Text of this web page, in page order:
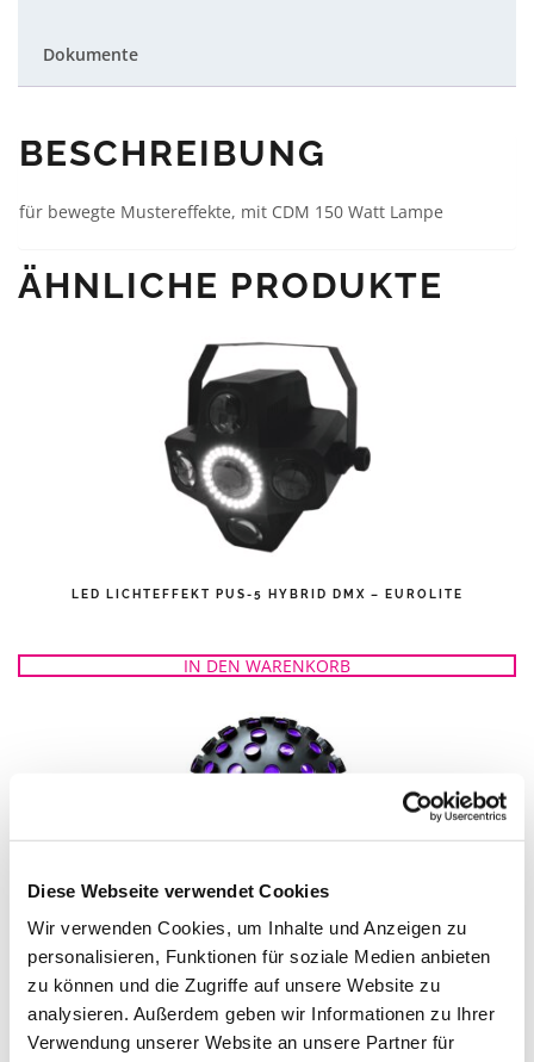
Diese Webseite verwendet Cookies
Wir verwenden Cookies, um Inhalte und Anzeigen zu
personalisieren, Funktionen für soziale Medien anbieten
zu können und die Zugriffe auf unsere Website zu
analysieren. Außerdem geben wir Informationen zu Ihrer
Verwendung unserer Website an unsere Partner für
Dokumente
BESCHREIBUNG
für bewegte Mustereffekte, mit CDM 150 Watt Lampe
ÄHNLICHE PRODUKTE
LED LICHTEFFEKT PUS-5 HYBRID DMX – EUROLITE
IN DEN WARENKORB
LED LICHTEFFEKT BALL STARBURST – ADJ
IN DEN WARENKORB